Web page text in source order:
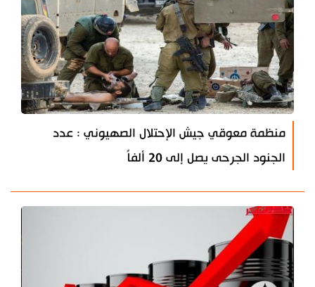
منظمة معوقي جيش الإحتلال الصهيوني : عدد
الجنود الجرحى يصل إلى 20 ألفاً